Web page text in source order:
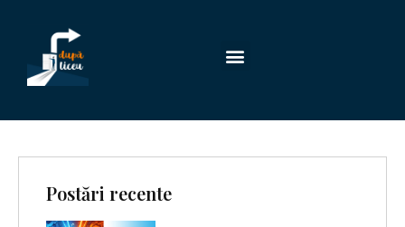
Postări recente